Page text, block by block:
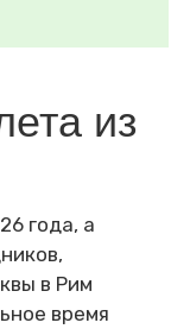
из
года, а
в Рим
время